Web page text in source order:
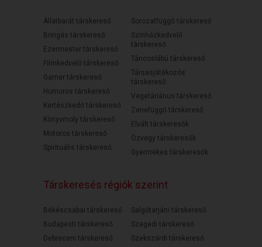
Állatbarát társkereső
Bringás társkereső
Ezermester társkereső
Filmkedvelő társkereső
Gamer társkereső
Humoros társkereső
Kertészkedő társkereső
Könyvmoly társkereső
Motoros társkereső
Spirituális társkereső
Sorozatfüggő társkereső
Színházkedvelő
társkereső
Táncoslábú társkereső
Társasjátékozós
társkereső
Vegetáriánus társkereső
Zenefüggő társkereső
Elvált társkeresők
Özvegy társkeresők
Gyermekes társkeresők
Társkeresés régiók szerint
Békéscsabai társkereső
Budapesti társkereső
Debreceni társkereső
Salgótarjáni társkereső
Szegedi társkereső
Szekszárdi társkereső